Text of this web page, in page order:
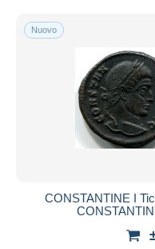
Nuovo
CONSTANTINE I